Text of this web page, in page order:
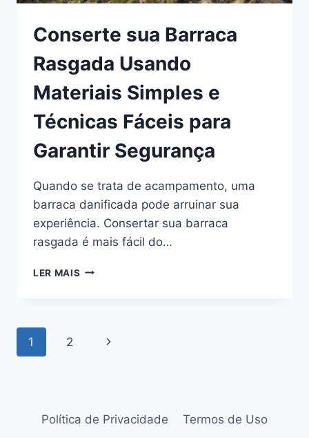
Conserte sua Barraca
Rasgada Usando
Materiais Simples e
Técnicas Fáceis para
Garantir Segurança
Quando se trata de acampamento, uma
barraca danificada pode arruinar sua
experiência. Consertar sua barraca
rasgada é mais fácil do…
LER MAIS CONSERTE
MATERIAIS
PARA
Navegação
1 2
Página
Política de Privacidade Termos de Uso